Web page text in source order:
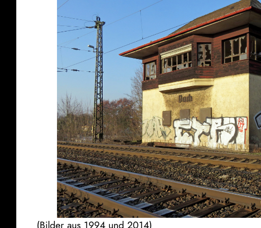
(Bilder aus 1994 und 2014)